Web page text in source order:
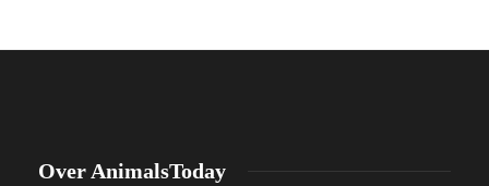
Over AnimalsToday